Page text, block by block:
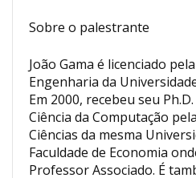
Sobre o palestrante
João Gama é licenciado
Engenharia da
Em 2000, recebeu seu
Ciência da Computação
Ciências da mesma
Faculdade de Economia
Professor Associado. É